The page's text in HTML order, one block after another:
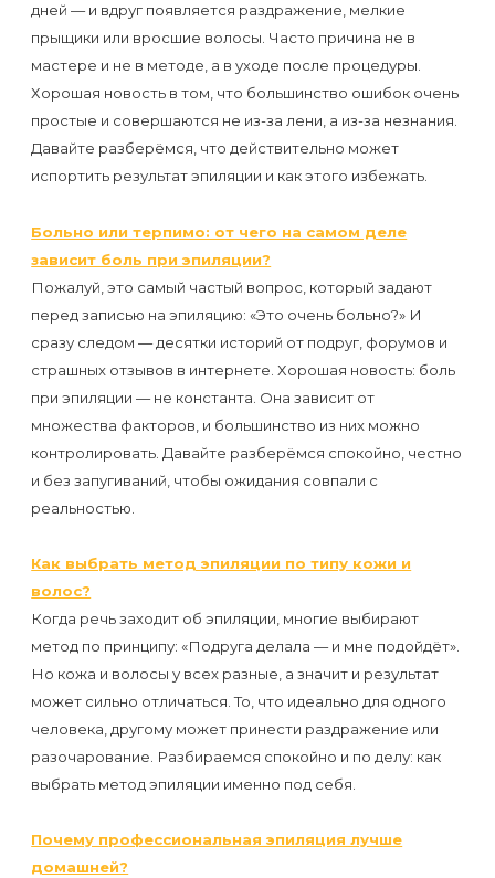
дней — и вдруг появляется раздражение, мелкие
прыщики или вросшие волосы. Часто причина не в
мастере и не в методе, а в уходе после процедуры.
Хорошая новость в том, что большинство ошибок очень
простые и совершаются не из-за лени, а из-за незнания.
Давайте разберёмся, что действительно может
испортить результат эпиляции и как этого избежать.
Больно или терпимо: от чего на самом деле
зависит боль при эпиляции?
Пожалуй, это самый частый вопрос, который задают
перед записью на эпиляцию: «Это очень больно?» И
сразу следом — десятки историй от подруг, форумов и
страшных отзывов в интернете. Хорошая новость: боль
при эпиляции — не константа. Она зависит от
множества факторов, и большинство из них можно
контролировать. Давайте разберёмся спокойно, честно
и без запугиваний, чтобы ожидания совпали с
реальностью.
Как выбрать метод эпиляции по типу кожи и
волос?
Когда речь заходит об эпиляции, многие выбирают
метод по принципу: «Подруга делала — и мне подойдёт».
Но кожа и волосы у всех разные, а значит и результат
может сильно отличаться. То, что идеально для одного
человека, другому может принести раздражение или
разочарование. Разбираемся спокойно и по делу: как
выбрать метод эпиляции именно под себя.
Почему профессиональная эпиляция лучше
домашней?